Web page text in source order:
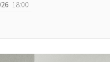
18:00